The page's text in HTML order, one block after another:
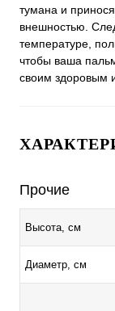
тумана и
внешностью.
температуре,
чтобы ваша
своим здоровым
Прочие
Высота, см
Диаметр, см